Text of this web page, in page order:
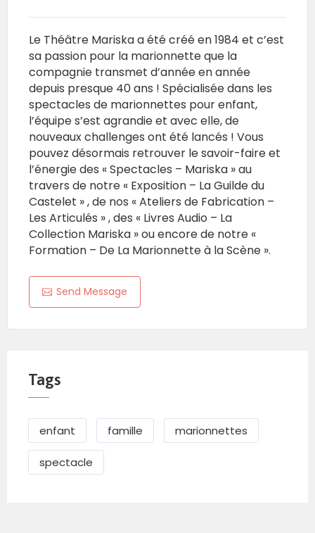
Le Théâtre Mariska a été créé en 1984 et c’est
sa passion pour la marionnette que la
compagnie transmet d’année en année
depuis presque 40 ans ! Spécialisée dans les
spectacles de marionnettes pour enfant,
l’équipe s’est agrandie et avec elle, de
nouveaux challenges ont été lancés ! Vous
pouvez désormais retrouver le savoir-faire et
l’énergie des « Spectacles – Mariska » au
travers de notre « Exposition – La Guilde du
Castelet » , de nos « Ateliers de Fabrication –
Les Articulés » , des « Livres Audio – La
Collection Mariska » ou encore de notre «
Formation – De La Marionnette à la Scène ».
Send Message
Tags
enfant famille marionnettes
spectacle